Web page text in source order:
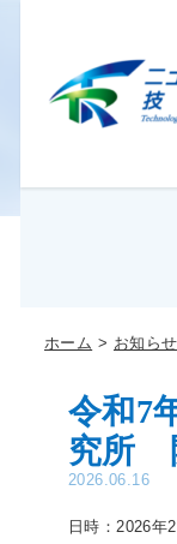
ホーム お知らせ
令和7
究所
2026.06.16
日時：2026年